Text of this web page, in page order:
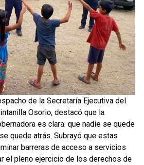
de la Secretaría Ejecutiva del
Osorio, destacó que la
es clara: que nadie se quede
quede atrás. Subrayó que estas
barreras de acceso a servicios
el pleno ejercicio de los derechos de